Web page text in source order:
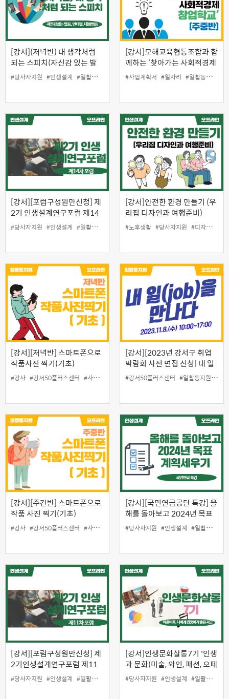
[강서](저녁반) 내 생각처럼
되는 스피치(자신감 있는 발
표, 인터뷰, 대화법 등)
#당사자지원 #인생설계 #일활동지원
[강서]모해교육협동조합과 함
께하는 ‘찾아가는 사회적경제
창업학교(주중반)’
#사업계획서 #일자리 #일활동지원
[강서][포럼구성원만신청] 제
2기 인생설계연구포럼 제14
차포럼
#당사자지원 #인생설계 #일활동지원
[강서]안전한 환경 만들기 (우
리집 디자인과 여행준비)
#노후생활 #당사자지원 #디자인
[강서][저녁반] 스마트폰으로
작품사진 찍기(기초)
#강사 #강서50플러스센터 #사진교육 #스마트폰교육 #일자리 #일활동지원 #카
[강서][2023년 강서구 취업
박람회 사전 면접 신청] 내 일
(job)을 만나다
#강서50플러스센터 #일활동지원 #중
[강서][주간반] 스마트폰으로
작품 사진 찍기(기초)
#강사 #강서50플러스센터 #사진교육 #스마트폰교육 #일자리 #일활동지원
[강서][국민연금공단 특강] 올
해를 돌아보고 2024년 목표
와 계획세우기
#당사자지원 #인생설계 #일활동지원
[강서][포럼구성원만신청] 제
2기인생설계연구포럼 제11
차포럼
#당사자지원 #인생설계 #일활동지원
[강서]인생문화살롱7기 '인생
과 문화(미술, 와인, 패션, 오페
라) 안에서 진정한 나를 찾아
보자'
#당사자지원 #인생설계 #일활동지원